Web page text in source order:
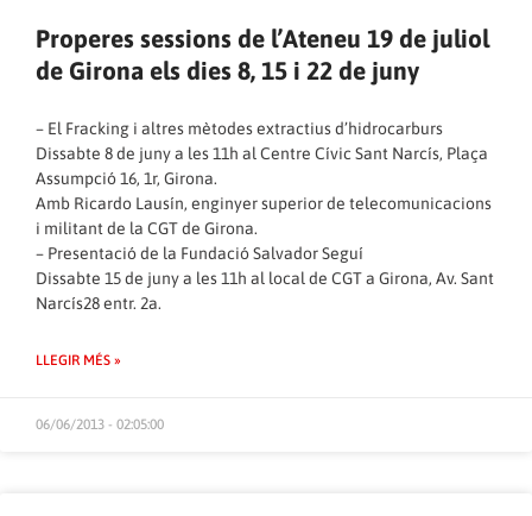
Properes sessions de l’Ateneu 19 de juliol
de Girona els dies 8, 15 i 22 de juny
– El Fracking i altres mètodes extractius d’hidrocarburs
Dissabte 8 de juny a les 11h al Centre Cívic Sant Narcís, Plaça
Assumpció 16, 1r, Girona.
Amb Ricardo Lausín, enginyer superior de telecomunicacions
i militant de la CGT de Girona.
– Presentació de la Fundació Salvador Seguí
Dissabte 15 de juny a les 11h al local de CGT a Girona, Av. Sant
Narcís28 entr. 2a.
LLEGIR MÉS »
06/06/2013 - 02:05:00